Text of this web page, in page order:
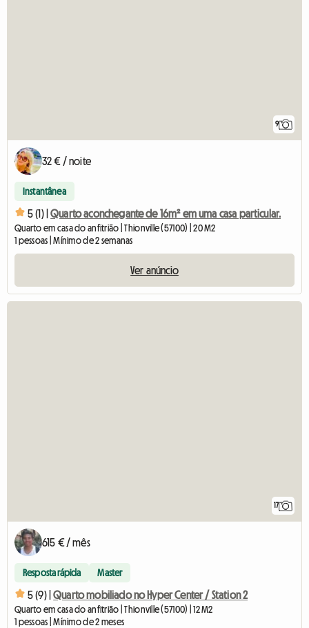
9
32 € / noite
Instantânea
5 (1) | Quarto aconchegante de 16m² em uma casa particular.
Quarto em casa do anfitrião | Thionville (57100) | 20 M2
1 pessoas | Mínimo de 2 semanas
Ver anúncio
17
615 € / mês
Resposta rápida Master
5 (9) | Quarto mobiliado no Hyper Center / Station 2
Quarto em casa do anfitrião | Thionville (57100) | 12 M2
1 pessoas | Mínimo de 2 meses